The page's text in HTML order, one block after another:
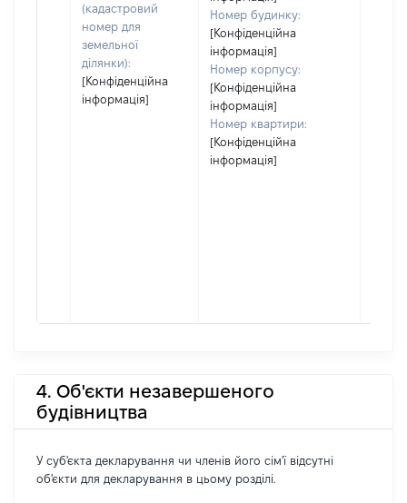
(кадастровий
номер для
земельної
ділянки):
[Конфіденційна
інформація]
Номер будинку:
[Конфіденційна
інформація]
Номер корпусу:
[Конфіденційна
інформація]
Номер квартири:
[Конфіденційна
інформація]
4. Об'єкти незавершеного
будівництва
У суб'єкта декларування чи членів його сім'ї відсутні
об'єкти для декларування в цьому розділі.